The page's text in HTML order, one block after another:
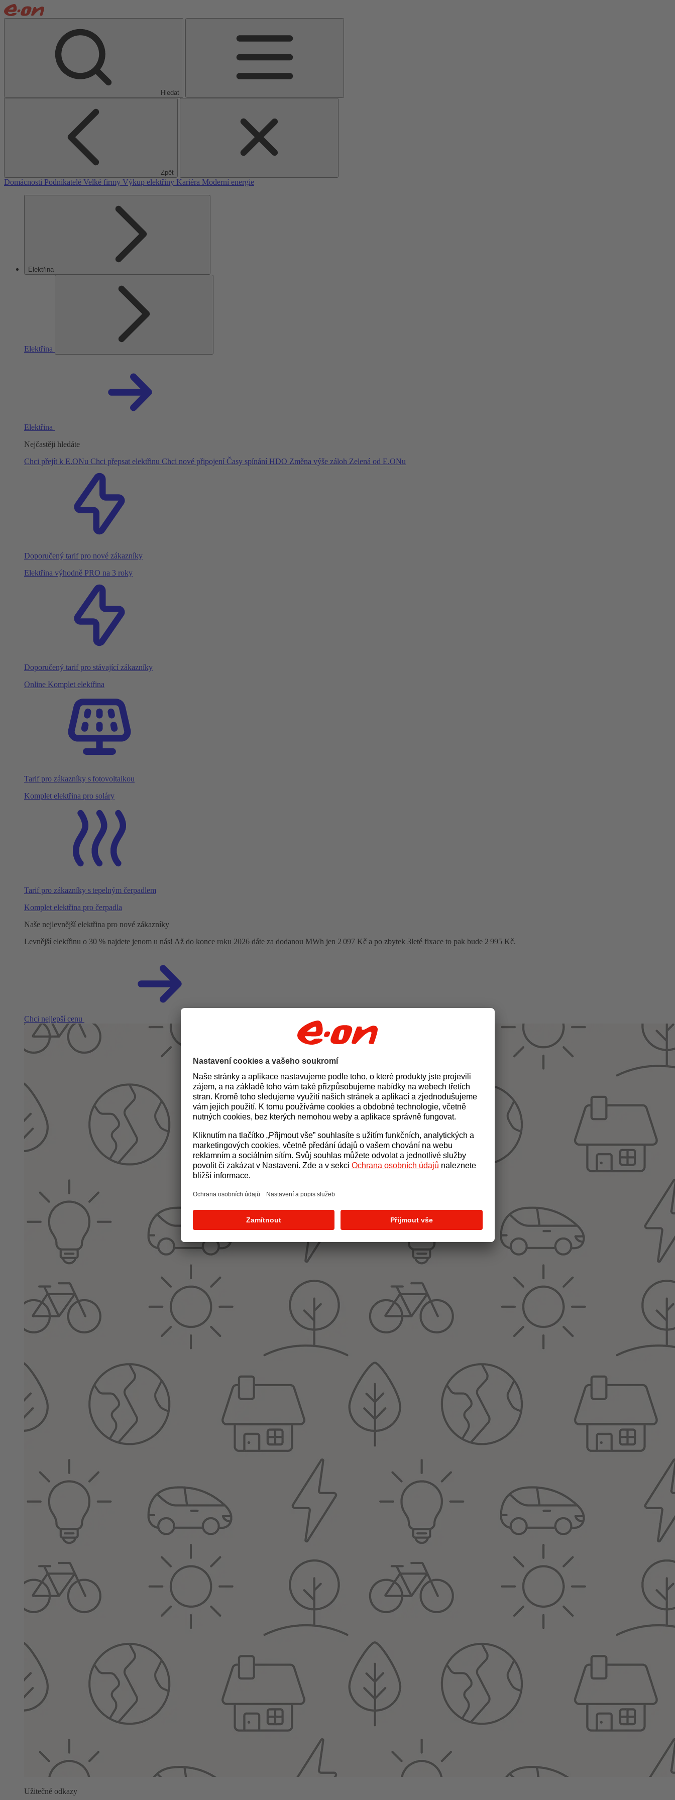
Hledat
Zpět
Domácnosti Podnikatelé Velké firmy Výkup elektřiny Kariéra Moderní energie
Elektřina
Elektřina
Elektřina
Nejčastěji hledáte
Chci přejít k E.ONu Chci přepsat elektřinu Chci nové připojení Časy spínání HDO Změna výše záloh Zelená od E.ONu
Doporučený tarif pro nové zákazníky
Elektřina výhodně PRO na 3 roky
Doporučený tarif pro stávající zákazníky
Online Komplet elektřina
Tarif pro zákazníky s fotovoltaikou
Komplet elektřina pro soláry
Tarif pro zákazníky s tepelným čerpadlem
Komplet elektřina pro čerpadla
Naše nejlevnější elektřina pro nové zákazníky
Levnější elektřinu o 30 % najdete jenom u nás! Až do konce roku 2026 dáte za dodanou MWh jen 2 097 Kč a po zbytek 3leté fixace to pak bude 2 995 Kč.
Chci nejlepší cenu
Užitečné odkazy